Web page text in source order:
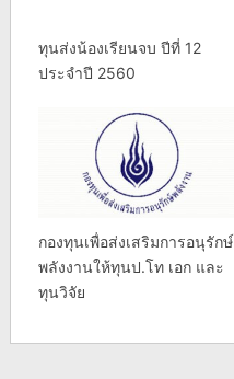
ทุนส่งน้องเรียนจบ ปีที่ 12
ประจำปี 2560
กองทุนเพื่อส่งเสริมการอนุรักษ์
พลังงานให้ทุนป.โท เอก และ
ทุนวิจัย